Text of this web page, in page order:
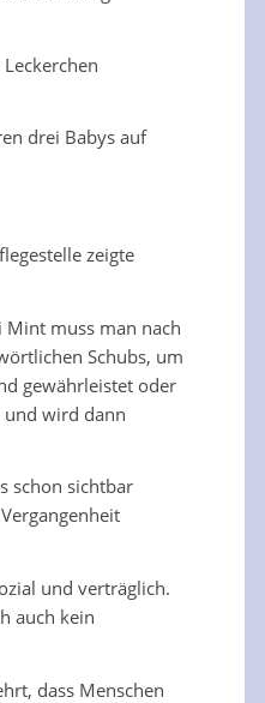
drei Babys auf
zeigte
Mint muss man nach
Schubs, um
gewährleistet oder
und wird dann
schon sichtbar
und verträglich.
auch kein
dass Menschen